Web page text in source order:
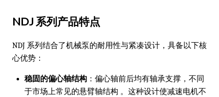
NDJ 系列产品特点
NDJ 系列结合了机械泵的耐用性与紧凑设计，具备以下核
心优势：
稳固的偏心轴结构 ：偏心轴前后均有轴承支撑，不同
于市场上常见的悬臂轴结构 。这种设计使减速电机不